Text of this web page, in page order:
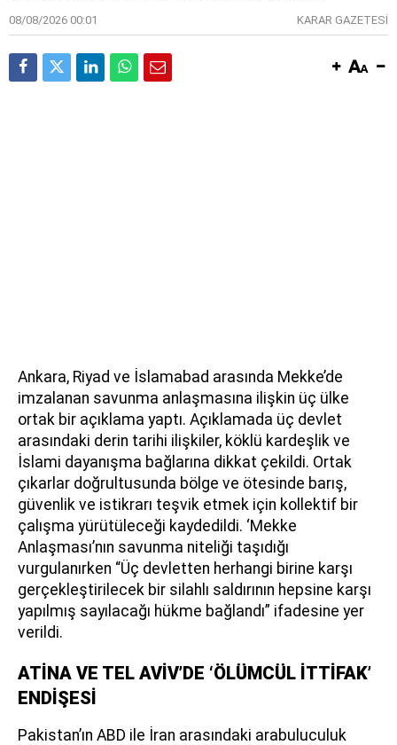
08/08/2026 00:01 KARAR GAZETESİ
Ankara, Riyad ve İslamabad arasında Mekke’de
imzalanan savunma anlaşmasına ilişkin üç ülke
ortak bir açıklama yaptı. Açıklamada üç devlet
arasındaki derin tarihi ilişkiler, köklü kardeşlik ve
İslami dayanışma bağlarına dikkat çekildi. Ortak
çıkarlar doğrultusunda bölge ve ötesinde barış,
güvenlik ve istikrarı teşvik etmek için kollektif bir
çalışma yürütüleceği kaydedildi. ‘Mekke
Anlaşması’nın savunma niteliği taşıdığı
vurgulanırken “Üç devletten herhangi birine karşı
gerçekleştirilecek bir silahlı saldırının hepsine karşı
yapılmış sayılacağı hükme bağlandı” ifadesine yer
verildi.
ATİNA VE TEL AVİV’DE ‘ÖLÜMCÜL İTTİFAK’
ENDİŞESİ
Pakistan’ın ABD ile İran arasındaki arabuluculuk